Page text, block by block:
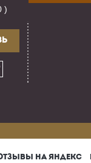
)
НА ЯНДЕКС